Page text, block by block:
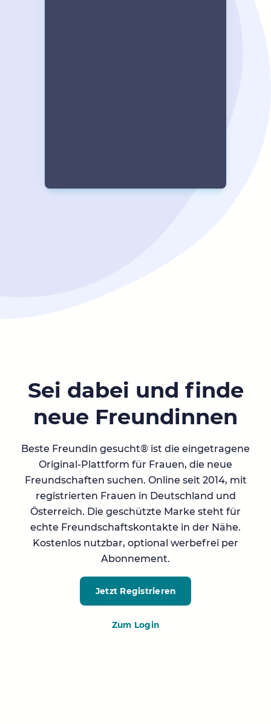
Sei dabei und finde
neue Freundinnen
Beste Freundin gesucht® ist die eingetragene
Original-Plattform für Frauen, die neue
Freundschaften suchen. Online seit 2014, mit
registrierten Frauen in Deutschland und
Österreich. Die geschützte Marke steht für
echte Freundschaftskontakte in der Nähe.
Kostenlos nutzbar, optional werbefrei per
Abonnement.
Jetzt Registrieren
Zum Login